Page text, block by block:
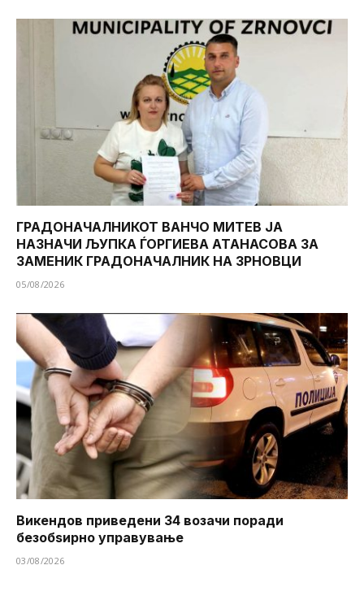
ГРАДОНАЧАЛНИКОТ ВАНЧО МИТЕВ ЈА
НАЗНАЧИ ЉУПКА ЃОРГИЕВА АТАНАСОВА ЗА
ЗАМЕНИК ГРАДОНАЧАЛНИК НА ЗРНОВЦИ
05/08/2026
Викендов приведени 34 возачи поради
безобѕирно управување
03/08/2026